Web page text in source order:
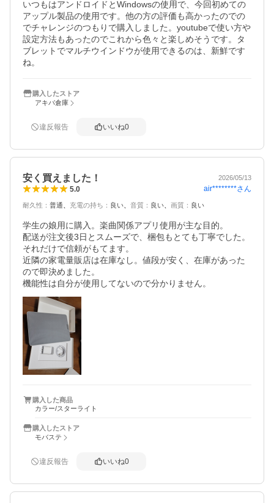
いつもはアンドロイドとWindowsの使用で、今回初めての
アップル製品の使用です。他の方の評価も高かったのでの
でチャレンジのつもりで購入しました。youtubeで使い方や
設定方法もあったのでこれから色々と楽しめそうです。タ
ブレットでマルチウインドウが使用できるのは、新鮮です
ね。
購入したストア
アキバ倉庫
違反報告 いいね0
安く買えました！ 2026/05/13
5.0 air********さん
耐久性 ： 普通 充電の持ち ： 良い 音質 ： 良い 画質 ： 良い
学生の娘用に購入。楽曲関係アプリ使用が主な目的。
配送が注文後3日とスムーズで、梱包もとても丁寧でした。
それだけで信頼がもてます。
近隣の家電量販店は在庫なし。値段が安く、在庫があった
ので即決めました。
機能性は自分が使用してないので分かりません。
購入した商品
カラー/スターライト
購入したストア
モバステ
違反報告 いいね0